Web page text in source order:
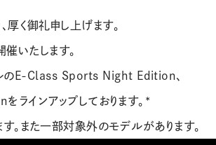
く御礼申し上げます。
催いたします。
のE-Class Sports Night Edition、
インアップしております。*
。また一部対象外のモデルがあります。